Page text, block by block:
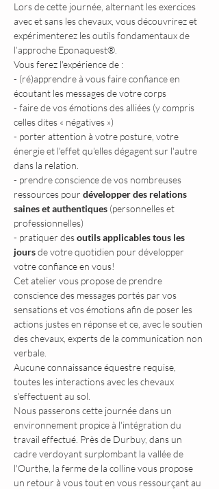
Lors de cette journée, alternant les exercices
avec et sans les chevaux, vous découvrirez et
expérimenterez les outils fondamentaux de
l’approche Eponaquest®.
Vous ferez l'expérience de :
- (ré)apprendre à vous faire confiance en
écoutant les messages de votre corps
- faire de vos émotions des alliées (y compris
celles dites « négatives »)
- porter attention à votre posture, votre
énergie et l'effet qu'elles dégagent sur l'autre
dans la relation.
- prendre conscience de vos nombreuses
ressources pour développer des relations
saines et authentiques (personnelles et
professionnelles)
- pratiquer des outils applicables tous les
jours de votre quotidien pour développer
votre confiance en vous!
Cet atelier vous propose de prendre
conscience des messages portés par vos
sensations et vos émotions afin de poser les
actions justes en réponse et ce, avec le soutien
des chevaux, experts de la communication non
verbale.
Aucune connaissance équestre requise,
toutes les interactions avec les chevaux
s'effectuent au sol.
Nous passerons cette journée dans un
environnement propice à l'intégration du
travail effectué. Près de Durbuy, dans un
cadre verdoyant surplombant la vallée de
l'Ourthe, la ferme de la colline vous propose
un retour à vous tout en vous ressourçant au